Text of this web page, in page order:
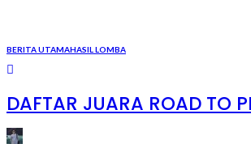
BERITA UTAMAHASIL LOMBA
DAFTAR JUARA ROAD TO